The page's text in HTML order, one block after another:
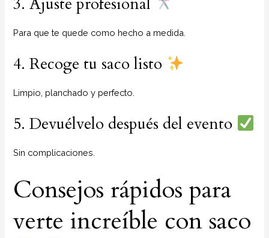
Para que te quede como hecho a medida.
4. Recoge tu saco listo
Limpio, planchado y perfecto.
5. Devuélvelo después del evento
Sin complicaciones.
Consejos rápidos para
verte increíble con saco